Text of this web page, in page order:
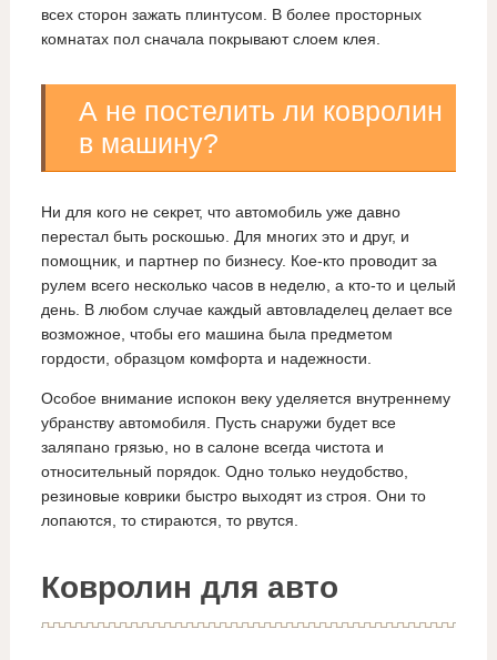
всех сторон зажать плинтусом. В более просторных
комнатах пол сначала покрывают слоем клея.
А не постелить ли ковролин
в машину?
Ни для кого не секрет, что автомобиль уже давно
перестал быть роскошью. Для многих это и друг, и
помощник, и партнер по бизнесу. Кое-кто проводит за
рулем всего несколько часов в неделю, а кто-то и целый
день. В любом случае каждый автовладелец делает все
возможное, чтобы его машина была предметом
гордости, образцом комфорта и надежности.
Особое внимание испокон веку уделяется внутреннему
убранству автомобиля. Пусть снаружи будет все
заляпано грязью, но в салоне всегда чистота и
относительный порядок. Одно только неудобство,
резиновые коврики быстро выходят из строя. Они то
лопаются, то стираются, то рвутся.
Ковролин для авто